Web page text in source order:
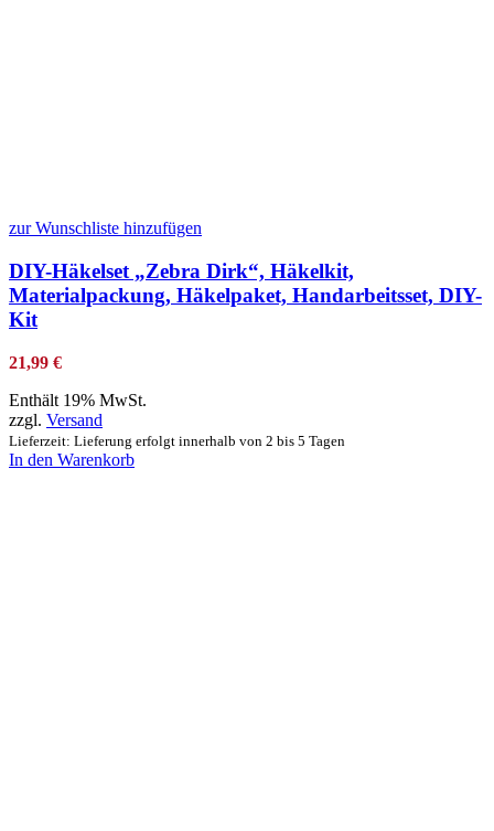
zur Wunschliste hinzufügen
DIY-Häkelset „Zebra Dirk“, Häkelkit,
Materialpackung, Häkelpaket, Handarbeitsset, DIY-
Kit
21,99 €
Enthält 19% MwSt.
zzgl. Versand
Lieferzeit: Lieferung erfolgt innerhalb von 2 bis 5 Tagen
In den Warenkorb